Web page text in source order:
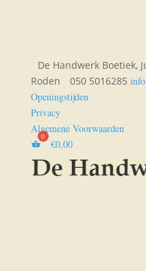
De Handwerk Boetiek,
Roden
050 5016285
Openingstijden
Privacy
Algemene Voorwaarden
€0,00